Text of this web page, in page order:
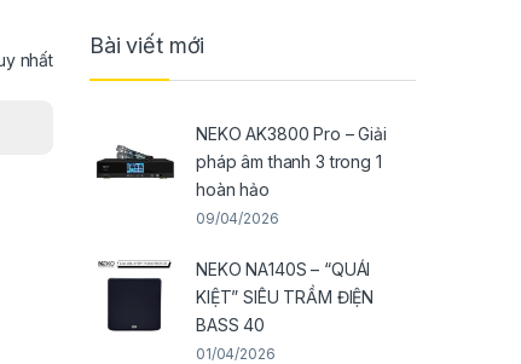
nhất
Bài viết mới
NEKO AK3800 Pro – Giải
pháp âm thanh 3 trong 1
hoàn hảo
09/04/2026
NEKO NA140S – “QUÁI
KIỆT” SIÊU TRẦM ĐIỆN
BASS 40
01/04/2026